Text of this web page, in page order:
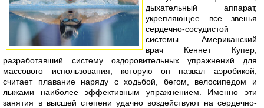
дыхательный аппарат,
укрепляющее все звенья
сердечно-сосудистой
системы. Американский
врач Кеннет Купер,
разработавший систему оздоровительных упражнений для
массового использования, которую он назвал аэробикой,
считает плавание наряду с ходьбой, бегом, велосипедом и
лыжами наиболее эффективным упражнением. Именно эти
занятия в высшей степени удачно воздействуют на сердечно-